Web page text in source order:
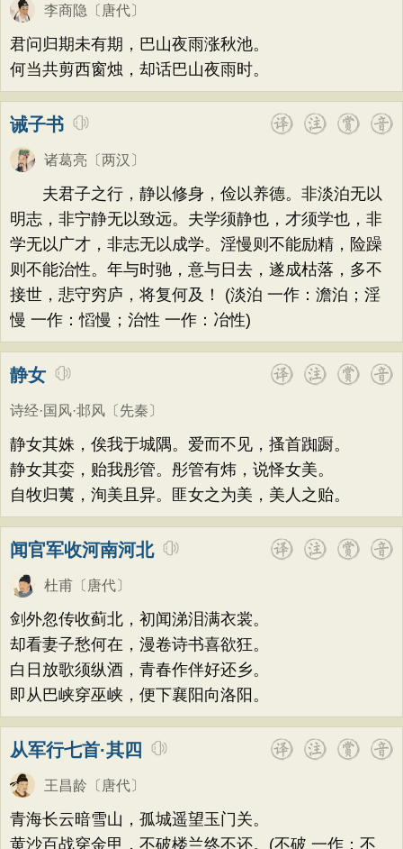
李商隐 〔唐代〕
君问归期未有期，巴山夜雨涨秋池。
何当共剪西窗烛，却话巴山夜雨时。
诫子书
诸葛亮 〔两汉〕
夫君子之行，静以修身，俭以养德。非淡泊无以
明志，非宁静无以致远。夫学须静也，才须学也，非
学无以广才，非志无以成学。淫慢则不能励精，险躁
则不能治性。年与时驰，意与日去，遂成枯落，多不
接世，悲守穷庐，将复何及！ (淡泊 一作：澹泊；淫
慢 一作：慆慢；治性 一作：冶性)
静女
诗经·国风·邶风 〔先秦〕
静女其姝，俟我于城隅。爱而不见，搔首踟蹰。
静女其娈，贻我彤管。彤管有炜，说怿女美。
自牧归荑，洵美且异。匪女之为美，美人之贻。
闻官军收河南河北
杜甫 〔唐代〕
剑外忽传收蓟北，初闻涕泪满衣裳。
却看妻子愁何在，漫卷诗书喜欲狂。
白日放歌须纵酒，青春作伴好还乡。
即从巴峡穿巫峡，便下襄阳向洛阳。
从军行七首·其四
王昌龄 〔唐代〕
青海长云暗雪山，孤城遥望玉门关。
黄沙百战穿金甲，不破楼兰终不还。(不破 一作：不